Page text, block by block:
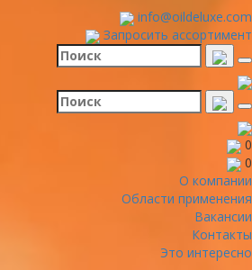
info@oildeluxe.com
Запросить ассортимент
0
0
О компании
Области применения
Вакансии
Контакты
Это интересно